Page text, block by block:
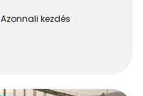
Azonnali kezdés